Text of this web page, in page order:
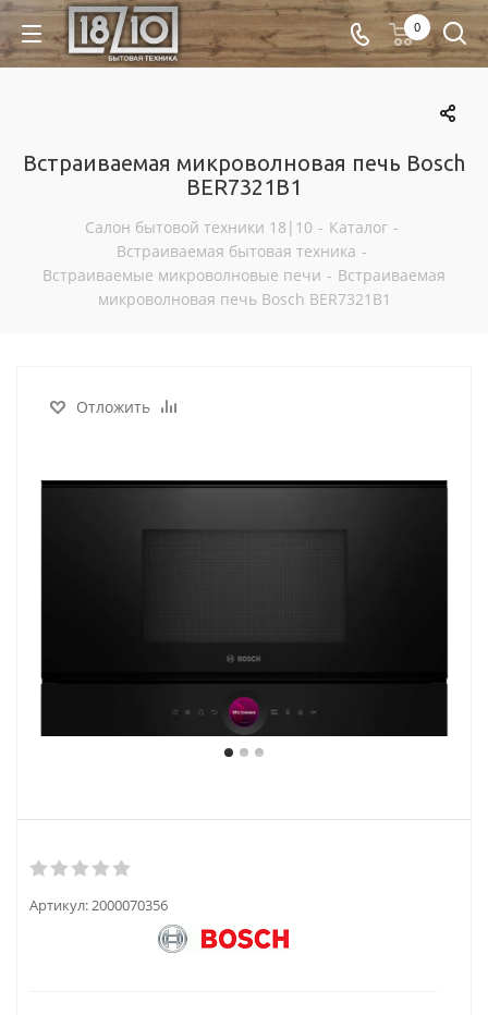
0
Встраиваемая микроволновая печь Bosch
BER7321B1
Салон бытовой техники 18|10 - Каталог -
Встраиваемая бытовая техника -
Встраиваемые микроволновые печи - Встраиваемая
микроволновая печь Bosch BER7321B1
Отложить
Артикул:2000070356